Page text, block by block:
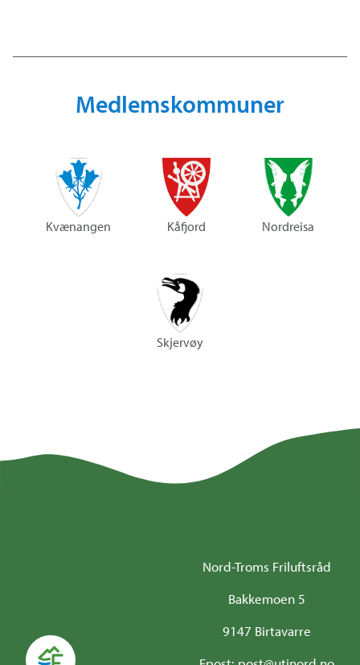
Medlemskommuner
Kvænangen Kåfjord Nordreisa
Skjervøy
Nord-Troms Friluftsråd
Bakkemoen 5
9147 Birtavarre